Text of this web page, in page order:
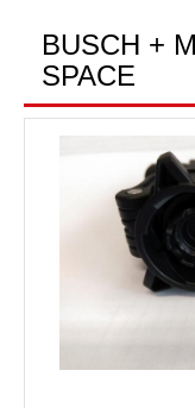
BUSCH +
SPACE